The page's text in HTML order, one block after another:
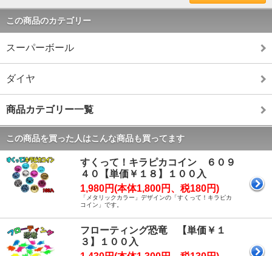
この商品のカテゴリー
スーパーボール
ダイヤ
商品カテゴリー一覧
この商品を買った人はこんな商品も買ってます
すくって！キラピカコイン ６０９
４０【単価￥１８】１００入
1,980円(本体1,800円、税180円)
「メタリックカラー」デザインの「すくって！キラピカ
コイン」です。
フローティング恐竜 【単価￥１
３】１００入